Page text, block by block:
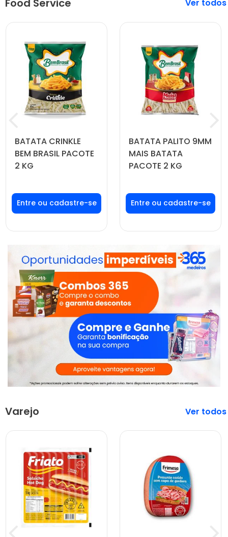
Food Service
BATATA CRINKLE
BEM BRASIL PACOTE
2 KG
Faça seu login ou
cadastre-se para
ver preços e
BATATA PALITO 9MM
MAIS BATATA
PACOTE 2 KG
Faça seu login ou
cadastre-se para
ver preços e
Varejo